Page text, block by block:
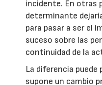
incidente. En otras
determinante
para pasar a ser el
suceso sobre las
continuidad de la
La diferencia puede
supone un cambio